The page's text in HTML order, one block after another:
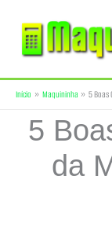
para
conteúdo
Início Maquininha 5 Boas
5
da